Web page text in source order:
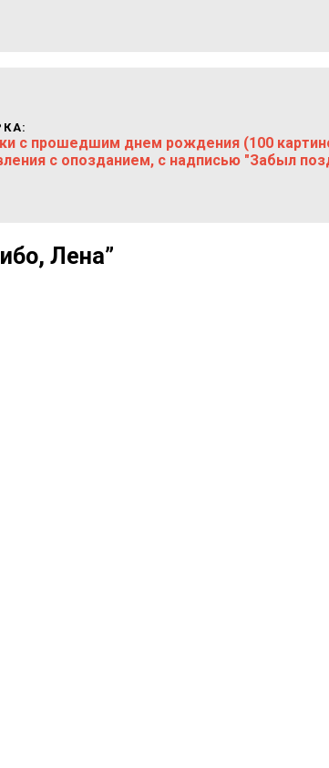
с прошедшим днем рождения (100
с опозданием, с надписью "Забыл
Лена”